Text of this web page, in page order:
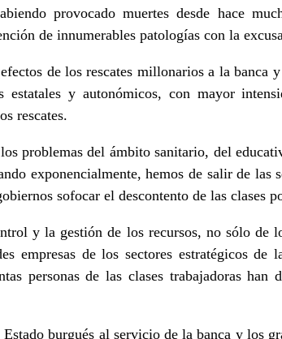
provocado muertes desde hace
de innumerables patologías con la
de los rescates millonarios a la banca
estatales y autonómicos, con mayor
rescates.
problemas del ámbito sanitario, del
exponencialmente, hemos de salir de las
sofocar el descontento de las clases
y la gestión de los recursos, no sólo de
empresas de los sectores estratégicos de
personas de las clases trabajadoras
burgués al servicio de la banca y los